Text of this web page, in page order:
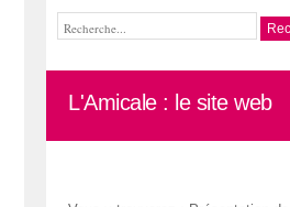
L'Amicale : le site web